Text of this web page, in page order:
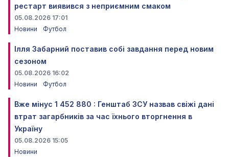
рестарт виявився з неприємним смаком
05.08.2026 17:01
Новини
Футбол
Ілля Забарний поставив собі завдання перед новим
сезоном
05.08.2026 16:02
Новини
Футбол
Вже мінус 1 452 880 : Генштаб ЗСУ назвав свіжі дані
втрат загарбників за час їхнього вторгнення в
Україну
05.08.2026 15:05
Новини